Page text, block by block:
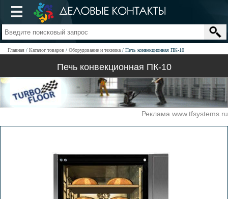
Главная Каталог товаров Оборудование и техника Печь конвекционная ПК-10
Печь конвекционная ПК-10
Реклама www.tfsystems.ru